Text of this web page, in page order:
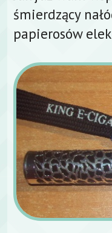
śmierdzący
papierosów